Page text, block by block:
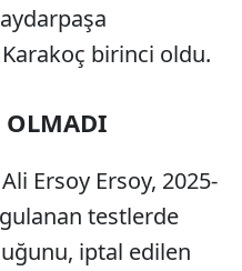
birinci oldu.
OLMADI
Ersoy Ersoy, 2025-
testlerde
iptal edilen